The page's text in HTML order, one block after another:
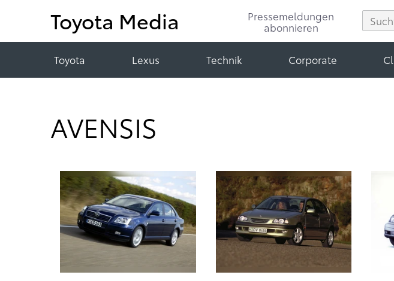
Toyota Media
Pressemeldungen
abonnieren
Toyota Lexus Technik Corporate
AVENSIS